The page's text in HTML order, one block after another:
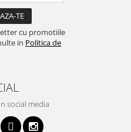
cu promotiile
in Politica de
social media